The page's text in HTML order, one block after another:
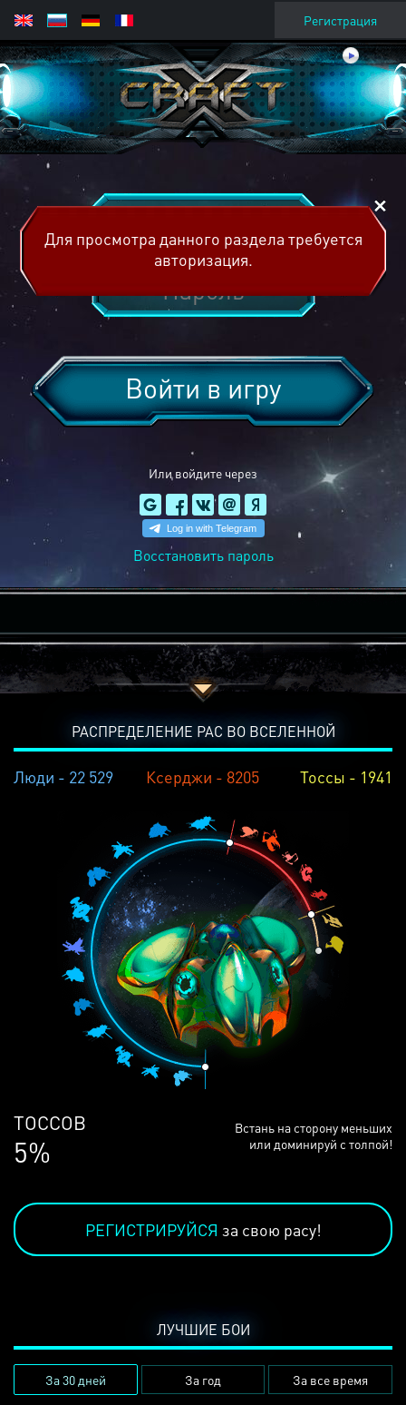
Регистрация
Или войдите через
Войти в игру
Восстановить пароль
Для просмотра данного раздела требуется
авторизация.
РАСПРЕДЕЛЕНИЕ РАС ВО ВСЕЛЕННОЙ
Люди - 22 529 Ксерджи - 8205 Тоссы - 1941
ЛЮДЕЙ
68%
Встань на сторону меньших
или доминируй с толпой!
РЕГИСТРИРУЙСЯ за свою расу!
ЛУЧШИЕ БОИ
За 30 дней За год За все время